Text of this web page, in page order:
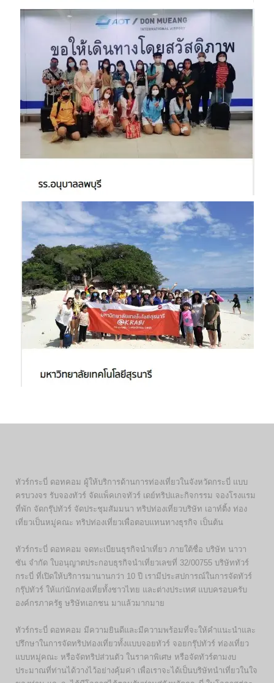
ทัวร์กระบี่ ดอทคอม ผู้ให้บริการด้านการท่องเที่ยวในจังหวัดกระบี่ แบบ
ครบวงจร รับจองทัวร์ จัดแพ็คเกจทัวร์ เดย์ทริปและกิจกรรม จองโรงแรม
ที่พัก จัดกรุ๊ปทัวร์ จัดประชุมสัมมนา ทริปท่องเที่ยวบริษัท เอาท์ติ้ง ท่อง
เที่ยวเป็นหมู่คณะ ทริปท่องเที่ยวเพื่อตอบแทนทางธุรกิจ เป็นต้น
ทัวร์กระบี่ ดอทคอม จดทะเบียนธุรกิจนำเที่ยว ภายใต้ชื่อ บริษัท นาวา
ซัน จำกัด ใบอนุญาตประกอบธุรกิจนำเที่ยวเลขที่ 32/00755 บริษัททัวร์
กระบี่ ที่เปิดให้บริการมานานกว่า 10 ปี เรามีประสปการณ์ในการจัดทัวร์
กรุ๊ปทัวร์ ให้แก่นักท่องเที่ยทั้งชาวไทย และต่างประเทศ แบบครอบครับ
องค์กรภาครัฐ ษริษัทเอกชน มาแล้วมากมาย
ทัวร์กระบี่ ดอทคอม มีความยินดีและมีความพร้อมที่จะให้คำแนะนำและ
ปรึกษาในการจัดทริปท่องเที่ยวทั้งแบบจอยทัวร์ จอยกรุ๊ปทัวร์ ท่องเที่ยว
แบบหมู่คณะ หรือจัดทริปส่วนตัว ในราคาพิเศษ หรือจัดทัวร์ตามงบ
ประมาณที่ท่านได้วางไว้อย่างคุ้มค่า เพื่อเราจะได้เป็นบริษัทนำเที่ยวในใจ